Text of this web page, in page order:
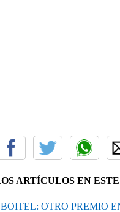
ARTÍCULOS EN
OTRO PREMIO